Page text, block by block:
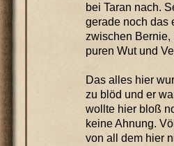
bei Taran nach.
gerade noch das
zwischen Bernie,
puren Wut und
Das alles hier
zu blöd und er
wollte hier bloß
keine Ahnung.
von all dem hier